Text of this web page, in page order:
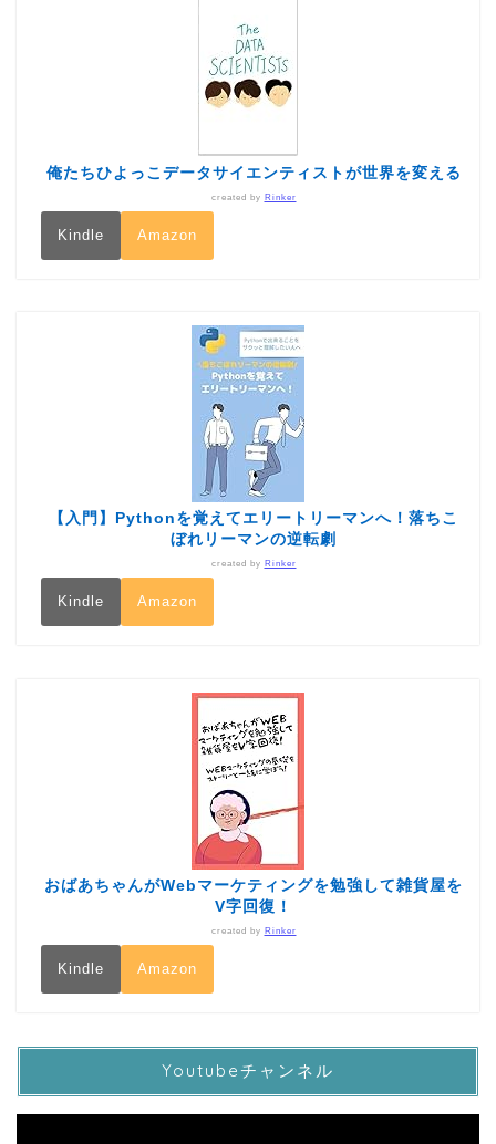
俺たちひよっこデータサイエンティストが世界を変える
created by Rinker
Kindle Amazon
【入門】Pythonを覚えてエリートリーマンへ！落ちこ
ぼれリーマンの逆転劇
created by Rinker
Kindle Amazon
おばあちゃんがWebマーケティングを勉強して雑貨屋を
V字回復！
created by Rinker
Kindle Amazon
Youtubeチャンネル